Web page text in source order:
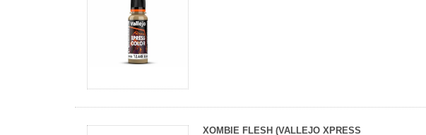
XOMBIE FLESH (VALLEJO XPRESS